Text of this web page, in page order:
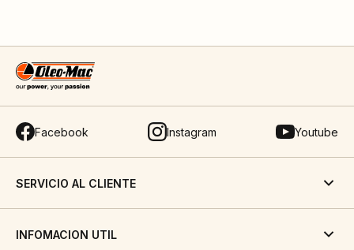
Facebook Instagram Youtube
SERVICIO AL CLIENTE
INFOMACION UTIL